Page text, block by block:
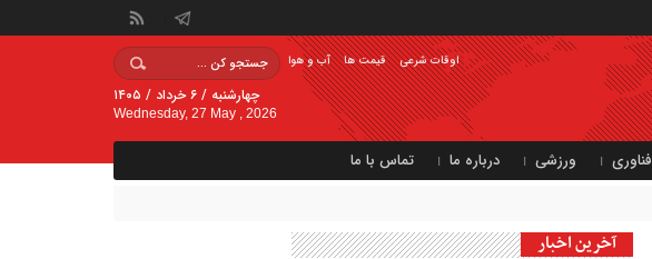
آب و هوا قیمت ها اوقات شرعی
چهارشنبه / ۶ خرداد / ۱۴۰۵
Wednesday, 27 May , 2026
فناوری ورزشی درباره ما تماس با ما
آخرین اخبار